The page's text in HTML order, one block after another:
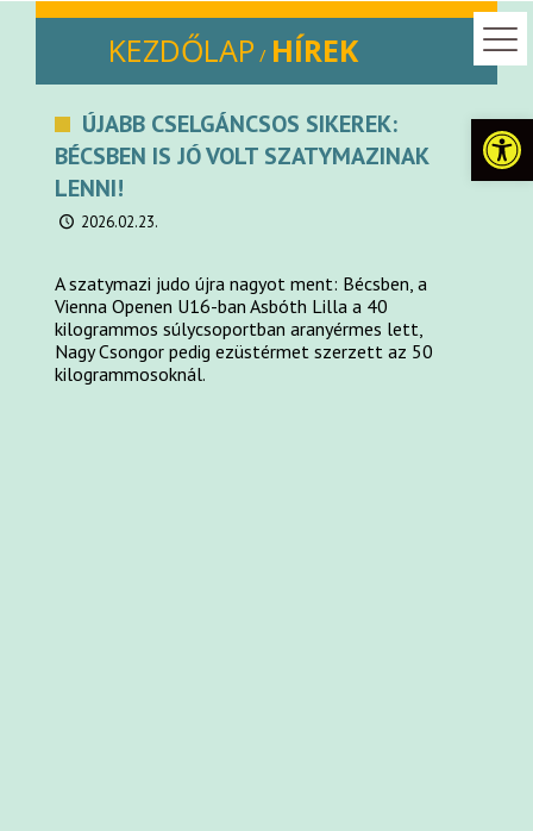
KEZDŐLAP / HÍREK
ÚJABB CSELGÁNCSOS SIKEREK:
BÉCSBEN IS JÓ VOLT SZATYMAZINAK
LENNI!
2026.02.23.
A szatymazi judo újra nagyot ment: Bécsben, a
Vienna Openen U16-ban Asbóth Lilla a 40
kilogrammos súlycsoportban aranyérmes lett,
Nagy Csongor pedig ezüstérmet szerzett az 50
kilogrammosoknál.